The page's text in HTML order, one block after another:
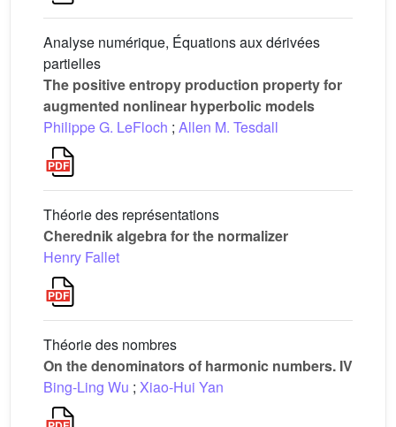
Analyse numérique, Équations aux dérivées
partielles
The positive entropy production property for
augmented nonlinear hyperbolic models
Philippe G. LeFloch ; Allen M. Tesdall
Théorie des représentations
Cherednik algebra for the normalizer
Henry Fallet
Théorie des nombres
On the denominators of harmonic numbers. IV
Bing-Ling Wu ; Xiao-Hui Yan